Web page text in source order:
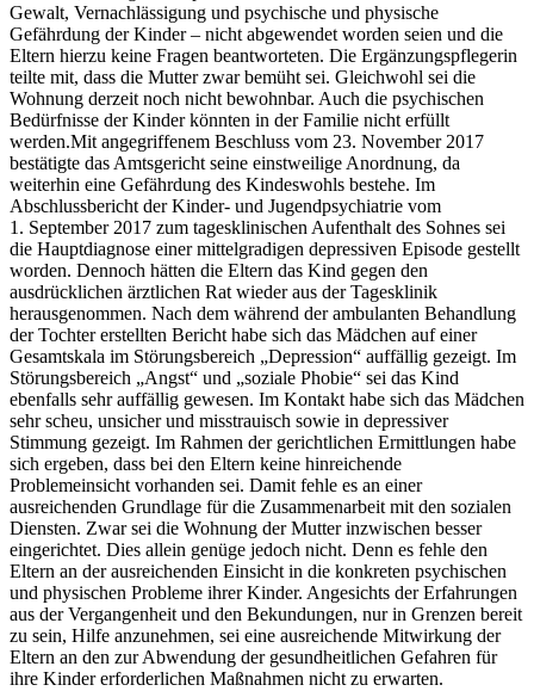
Gewalt, Vernachlässigung und psychische und physische
Gefährdung der Kinder – nicht abgewendet worden seien und die
Eltern hierzu keine Fragen beantworteten. Die Ergänzungspflegerin
teilte mit, dass die Mutter zwar bemüht sei. Gleichwohl sei die
Wohnung derzeit noch nicht bewohnbar. Auch die psychischen
Bedürfnisse der Kinder könnten in der Familie nicht erfüllt
werden.Mit angegriffenem Beschluss vom 23. November 2017
bestätigte das Amtsgericht seine einstweilige Anordnung, da
weiterhin eine Gefährdung des Kindeswohls bestehe. Im
Abschlussbericht der Kinder- und Jugendpsychiatrie vom
1. September 2017 zum tagesklinischen Aufenthalt des Sohnes sei
die Hauptdiagnose einer mittelgradigen depressiven Episode gestellt
worden. Dennoch hätten die Eltern das Kind gegen den
ausdrücklichen ärztlichen Rat wieder aus der Tagesklinik
herausgenommen. Nach dem während der ambulanten Behandlung
der Tochter erstellten Bericht habe sich das Mädchen auf einer
Gesamtskala im Störungsbereich „Depression“ auffällig gezeigt. Im
Störungsbereich „Angst“ und „soziale Phobie“ sei das Kind
ebenfalls sehr auffällig gewesen. Im Kontakt habe sich das Mädchen
sehr scheu, unsicher und misstrauisch sowie in depressiver
Stimmung gezeigt. Im Rahmen der gerichtlichen Ermittlungen habe
sich ergeben, dass bei den Eltern keine hinreichende
Problemeinsicht vorhanden sei. Damit fehle es an einer
ausreichenden Grundlage für die Zusammenarbeit mit den sozialen
Diensten. Zwar sei die Wohnung der Mutter inzwischen besser
eingerichtet. Dies allein genüge jedoch nicht. Denn es fehle den
Eltern an der ausreichenden Einsicht in die konkreten psychischen
und physischen Probleme ihrer Kinder. Angesichts der Erfahrungen
aus der Vergangenheit und den Bekundungen, nur in Grenzen bereit
zu sein, Hilfe anzunehmen, sei eine ausreichende Mitwirkung der
Eltern an den zur Abwendung der gesundheitlichen Gefahren für
ihre Kinder erforderlichen Maßnahmen nicht zu erwarten.